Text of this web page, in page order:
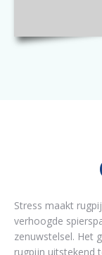
Stress maakt
verhoogde
zenuwstelsel. Het
rugpijn uitstekend